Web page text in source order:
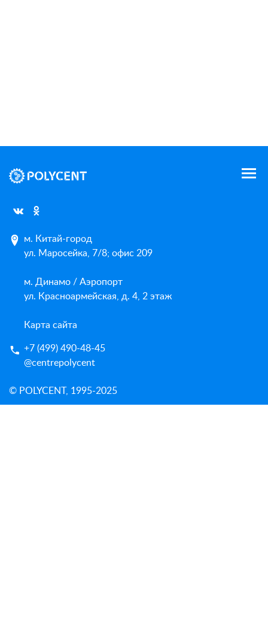
м. Китай-город
ул. Маросейка, 7/8; офис 209
м. Динамо / Аэропорт
ул. Красноармейская, д. 4, 2 этаж
Карта сайта
+7 (499) 490-48-45
@centrepolycent
© POLYCENT, 1995-2025